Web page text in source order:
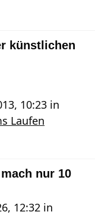
künstlichen
10:23 in
Laufen
nur 10
12:32 in